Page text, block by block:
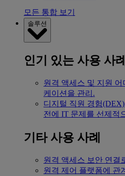
모든 통합 보기
솔루션
인기 있는 사용 사례
원격 액세스 및 지원 어
케이션을 관리.
디지털 직원 경험(DEX)
전에 IT 문제를 선제적
기타 사용 사례
원격 액세스 보안 연결
원격 제어 플랫폼에 관